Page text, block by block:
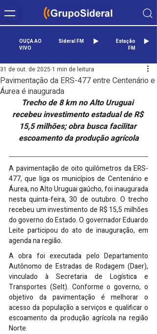
OUÇA AO
VIVO
Sideral FM
Estação
FM
Pavimentação da ERS-477 entre Centenário e
Áurea é inaugurada
31 de out. de 2025 1 min de leitura
Trecho de 8 km no Alto Uruguai
recebeu investimento estadual de R$
15,5 milhões; obra busca facilitar
escoamento da produção agrícola
A pavimentação de oito quilômetros da ERS-
477, que liga os municípios de Centenário e
Áurea, no Alto Uruguai gaúcho, foi inaugurada
nesta quinta-feira, 30 de outubro. O trecho
recebeu um investimento de R$ 15,5 milhões
do governo do Estado. O governador Eduardo
Leite participou do ato de inauguração, em
agenda na região.
A obra foi executada pelo Departamento
Autônomo de Estradas de Rodagem (Daer),
vinculado à Secretaria de Logística e
Transportes (Selt). Conforme o governo, o
objetivo da pavimentação é melhorar o
acesso da população a serviços e qualificar o
escoamento da produção agrícola na região
Norte.